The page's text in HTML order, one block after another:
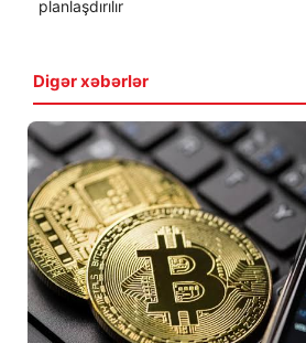
planlaşdırılır
Digər xəbərlər